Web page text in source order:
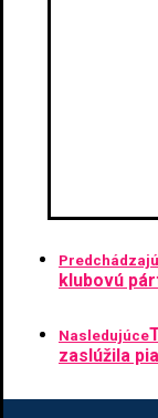
klubovú
Nasledujúce
zaslúžila